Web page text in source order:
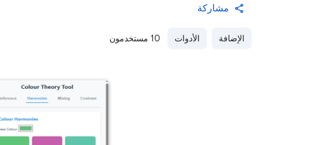
مشاركة
الإضافة الأدوات 10 مستخدمون